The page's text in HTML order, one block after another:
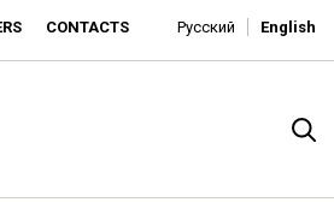
CONTACTS Русский English